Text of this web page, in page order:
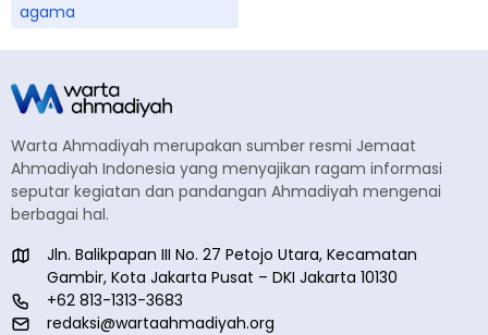
agama
Warta Ahmadiyah merupakan sumber resmi Jemaat
Ahmadiyah Indonesia yang menyajikan ragam informasi
seputar kegiatan dan pandangan Ahmadiyah mengenai
berbagai hal.
Jln. Balikpapan III No. 27 Petojo Utara, Kecamatan
Gambir, Kota Jakarta Pusat – DKI Jakarta 10130
+62 813-1313-3683
redaksi@wartaahmadiyah.org